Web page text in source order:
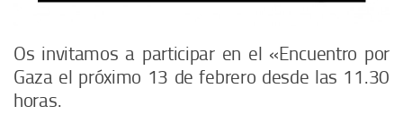
Os invitamos a participar en el «Encuentro por
Gaza el próximo 13 de febrero desde las 11.30
horas.